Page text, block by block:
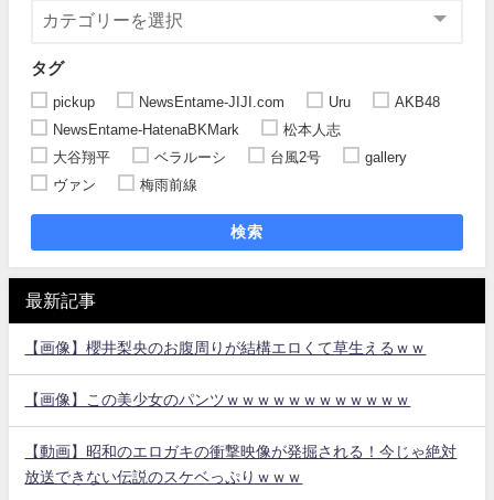
タグ
pickup NewsEntame-JIJI.com Uru
AKB48
NewsEntame-HatenaBKMark
松本人志
大谷翔平
ベラルーシ 台風2号
gallery
ヴァン
梅雨前線
検索
最新記事
【画像】櫻井梨央のお腹周りが結構エロくて草生えるｗｗ
【画像】この美少女のパンツｗｗｗｗｗｗｗｗｗｗｗｗ
【動画】昭和のエロガキの衝撃映像が発掘される！今じゃ絶対
放送できない伝説のスケベっぷりｗｗｗ